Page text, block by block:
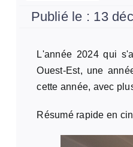
Publié le : 13
L'année 2024 qui
Ouest-Est, une
cette année, avec
Résumé rapide en